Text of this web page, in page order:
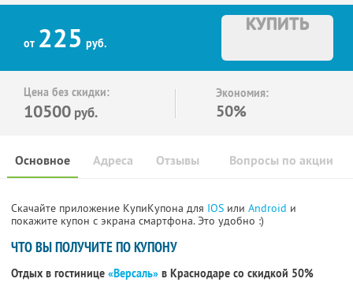
от 225 руб.
КУПИТЬ
Цена без скидки:
10500 руб.
Экономия:
50%
Основное Отзывы Вопросы по акции
Адреса
Скачайте приложение КупиКупона для IOS или Android и
покажите купон с экрана смартфона. Это удобно :)
ЧТО ВЫ ПОЛУЧИТЕ ПО КУПОНУ
Отдых в гостинице «Версаль» в Краснодаре со скидкой 50%